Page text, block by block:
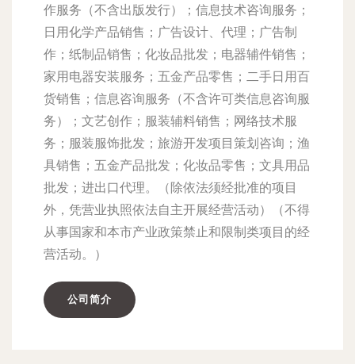
作服务（不含出版发行）；信息技术咨询服务；
日用化学产品销售；广告设计、代理；广告制
作；纸制品销售；化妆品批发；电器辅件销售；
家用电器安装服务；五金产品零售；二手日用百
货销售；信息咨询服务（不含许可类信息咨询服
务）；文艺创作；服装辅料销售；网络技术服
务；服装服饰批发；旅游开发项目策划咨询；渔
具销售；五金产品批发；化妆品零售；文具用品
批发；进出口代理。（除依法须经批准的项目
外，凭营业执照依法自主开展经营活动）（不得
从事国家和本市产业政策禁止和限制类项目的经
营活动。）
公司简介